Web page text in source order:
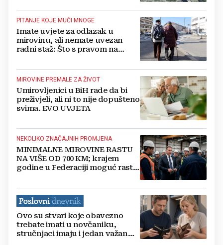
PITANJE KOJE MUČI MNOGE
Imate uvjete za odlazak u
mirovinu, ali nemate uvezan
radni staž: Što s pravom na
MIROVINE PREMALE ZA ŽIVOT
Umirovljenici u BiH rade da bi
preživjeli, ali ni to nije dopušteno
svima. EVO UVJETA
NEKOLIKO ZNAČAJNIH PROMJENA
MINIMALNE MIROVINE RASTU
NA VIŠE OD 700 KM; krajem
godine u Federaciji moguć rast
Ovo su stvari koje obavezno
trebate imati u novčaniku,
stručnjaci imaju i jedan važan